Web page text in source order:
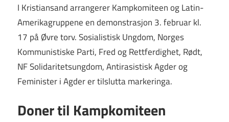
I Kristiansand arrangerer Kampkomiteen og Latin-
Amerikagruppene en demonstrasjon 3. februar kl.
17 på Øvre torv. Sosialistisk Ungdom, Norges
Kommunistiske Parti, Fred og Rettferdighet, Rødt,
NF Solidaritetsungdom, Antirasistisk Agder og
Feminister i Agder er tilslutta markeringa.
Doner til Kampkomiteen